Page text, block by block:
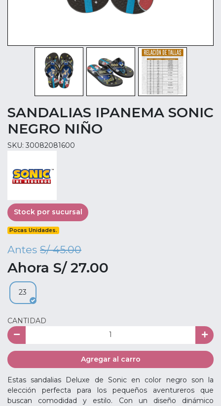
SANDALIAS IPANEMA SONIC
NEGRO NIÑO
SKU: 30082081600
Stock por sucursal
Pocas Unidades.
Antes S/ 45.00
Ahora S/ 27.00
23
CANTIDAD
Agregar al carro
Estas sandalias Deluxe de Sonic en color negro son la
elección perfecta para los pequeños aventureros que
buscan comodidad y estilo. Con un diseño dinámico